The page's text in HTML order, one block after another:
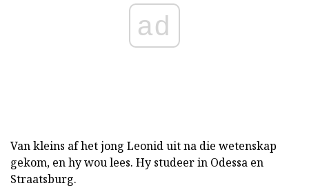
ad
Van kleins af het jong Leonid uit na die wetenskap
gekom, en hy wou lees. Hy studeer in Odessa en
Straatsburg.